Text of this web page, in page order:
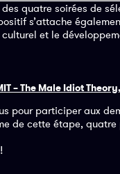
des quatre soirées de
s’attache
et le
– The Male Idiot
pour participer aux
de cette étape,